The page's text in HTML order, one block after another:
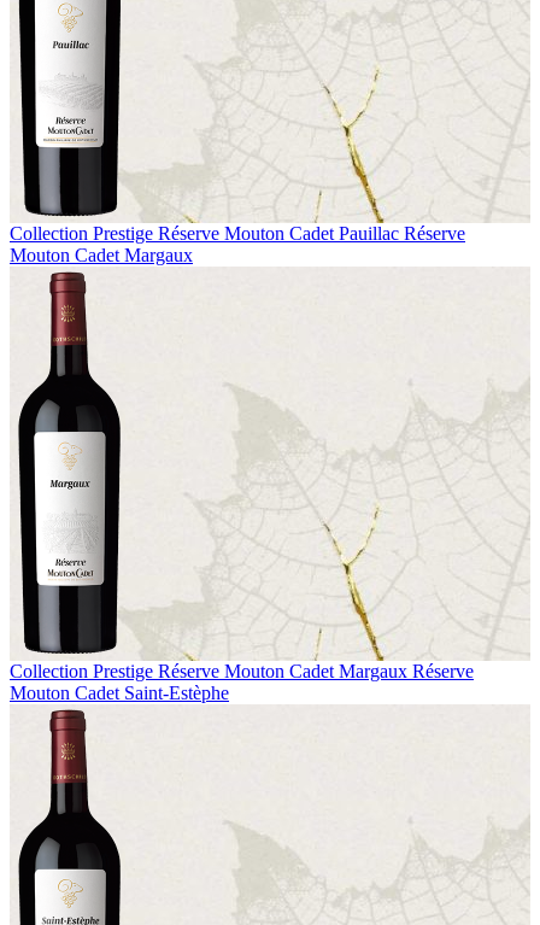
Collection Prestige Réserve Mouton Cadet Pauillac Réserve
Mouton Cadet Margaux
Collection Prestige Réserve Mouton Cadet Margaux Réserve
Mouton Cadet Saint-Estèphe